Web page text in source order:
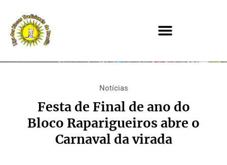
Notícias
Festa de Final de ano do
Bloco Raparigueiros abre o
Carnaval da virada